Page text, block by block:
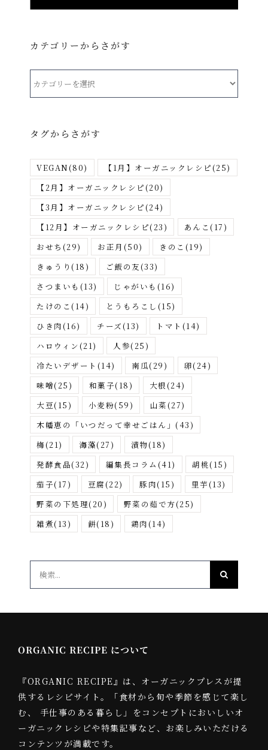
カテゴリーからさがす
ー
ら
が
す
タグからさがす
VEGAN(80) 【1月】オーガニックレシピ(25)
【2月】オーガニックレシピ(20)
【3月】オーガニックレシピ(24)
【12月】オーガニックレシピ(23) あんこ(17)
おせち (29) お正月 (50) きのこ (19)
きゅうり (18) ご飯の友(33)
さつまいも (13) じゃがいも (16)
たけのこ(14) とうもろこし (15)
ひき肉(16) チーズ(13) トマト (14)
ハロウィン(21) 人参(25)
冷たいデザート (14) 南瓜(29) 卵(24)
味噌(25) 和菓子(18) 大根(24)
大豆(15) 小麦粉(59) 山菜(27)
木幡恵の「いつだって幸せごはん」 (43)
梅(21) 海藻(27) 漬物(18)
発酵食品(32) 編集長コラム (41) 胡桃(15)
茄子(17) 豆腐(22) 豚肉(15) 里芋(13)
野菜の下処理(20) 野菜の茹で方(25)
雑煮(13) 餅(18) 鶏肉(14)
ORGANIC RECIPE について
『ORGANIC RECIPE』は、オーガニックプレスが提
供するレシピサイト。「食材から旬や季節を感じて楽し
む、 手仕事のある暮らし」をコンセプトにおいしいオ
ーガニックレシピや特集記事など、お楽しみいただける
コンテンツが満載です。